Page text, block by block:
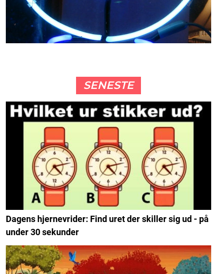
SENESTE
Dagens hjernevrider: Find uret der skiller sig ud - på
under 30 sekunder